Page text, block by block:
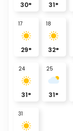
30° 31°
17
29°
18
32°
24
31°
25
31°
31